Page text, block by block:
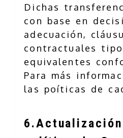
Dichas
con base en
adecuación,
contractuales
equivalentes
Para más
las poíticas de